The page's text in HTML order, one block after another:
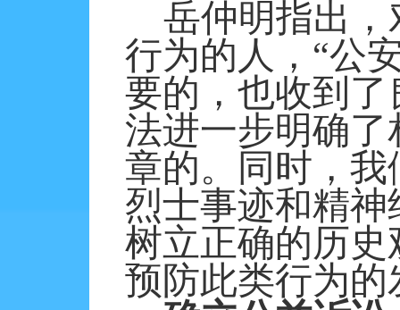
岳仲明指出
行为的人，“公
要的，也收到
法进一步明确
章的。同时，
烈士事迹和精
树立正确的历
预防此类行为的